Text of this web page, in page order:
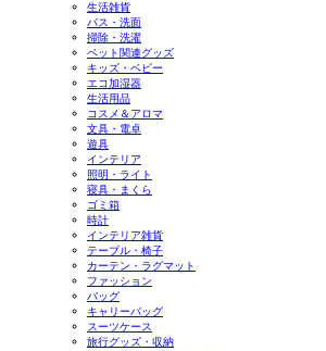
生活雑貨
バス・洗面
掃除・洗濯
ペット関連グッズ
キッズ・ベビー
エコ加湿器
生活用品
コスメ＆アロマ
文具・電卓
遊具
インテリア
照明・ライト
寝具・まくら
ゴミ箱
時計
インテリア雑貨
テーブル・椅子
カーテン・ラグマット
ファッション
バッグ
キャリーバッグ
スーツケース
旅行グッズ・収納